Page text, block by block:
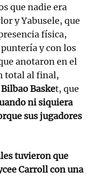
que nadie era
y Yabusele, que
física,
y con los
anotaron en el
total al final,
Bilbao Basket, que
ni siquiera
sus jugadores
tuvieron que
Carroll con una